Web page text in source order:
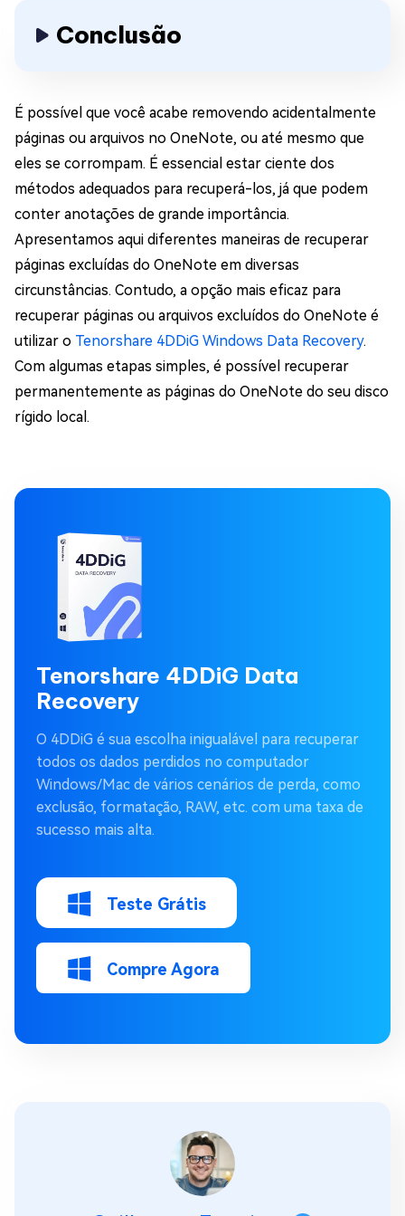
Conclusão
É possível que você acabe removendo acidentalmente
páginas ou arquivos no OneNote, ou até mesmo que
eles se corrompam. É essencial estar ciente dos
métodos adequados para recuperá-los, já que podem
conter anotações de grande importância.
Apresentamos aqui diferentes maneiras de recuperar
páginas excluídas do OneNote em diversas
circunstâncias. Contudo, a opção mais eficaz para
recuperar páginas ou arquivos excluídos do OneNote é
utilizar o Tenorshare 4DDiG Windows Data Recovery.
Com algumas etapas simples, é possível recuperar
permanentemente as páginas do OneNote do seu disco
rígido local.
Tenorshare 4DDiG Data
Recovery
O 4DDiG é sua escolha inigualável para recuperar
todos os dados perdidos no computador
Windows/Mac de vários cenários de perda, como
exclusão, formatação, RAW, etc. com uma taxa de
sucesso mais alta.
Teste Grátis
Compre Agora